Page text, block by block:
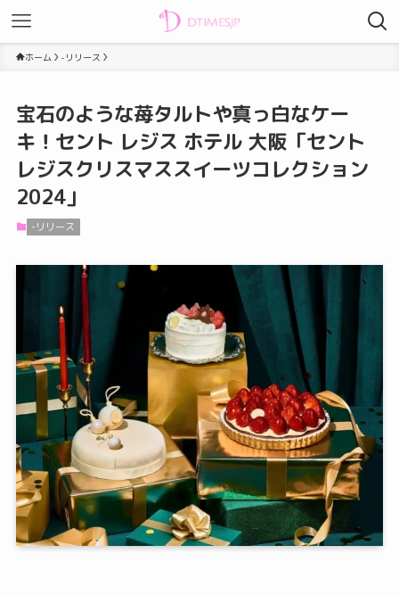
ホーム -リリース
宝石のような苺タルトや真っ白なケー
キ！セント レジス ホテル 大阪「セント
レジスクリスマススイーツコレクション
2024」
-リリース